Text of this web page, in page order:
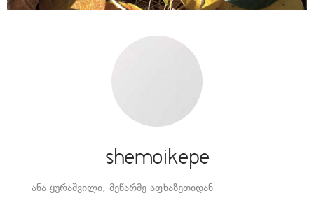
shemoikepe
ანა ყურაშვილი, მეწარმე აფხაზეთიდან